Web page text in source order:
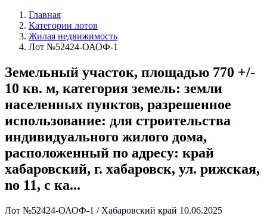
Главная
Категории лотов
Жилая недвижимость
Лот №52424-ОАОФ-1
Земельный участок, площадью 770 +/-
10 кв. м, категория земель: земли
населенных пунктов, разрешенное
использование: для строительства
индивидуального жилого дома,
расположенный по адресу: край
хабаровский, г. хабаровск, ул. рижская,
no 11, с ка...
Лот №52424-ОАОФ-1 / Хабаровский край 10.06.2025